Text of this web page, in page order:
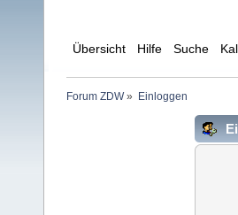
Übersicht Hilfe Suche
Forum ZDW» Einloggen